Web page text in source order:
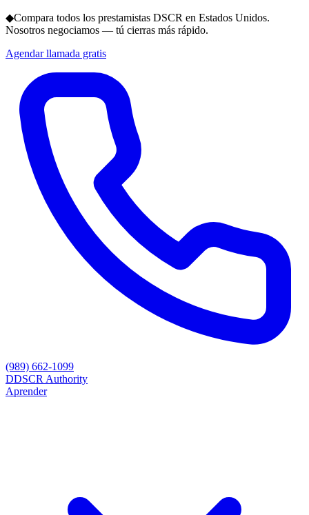
◆Compara todos los prestamistas DSCR en Estados Unidos.
Nosotros negociamos — tú cierras más rápido.
Agendar llamada gratis
(989) 662-1099
DDSCR Authority
Aprender